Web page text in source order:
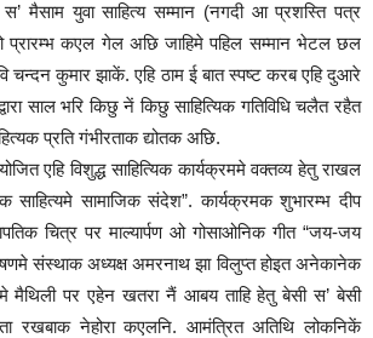
मैसाम युवा साहित्य सम्मान (नगदी आ प्रशस्ति पत्र
प्रारम्भ कएल गेल अछि जाहिमे पहिल सम्मान भेटल छल
चन्दन कुमार झाकें. एहि ठाम ई बात स्पष्ट करब एहि दुआरे
साल भरि किछु नें किछु साहित्यिक गतिविधि चलैत रहैत
प्रति गंभीरताक द्योतक अछि.
एहि विशुद्ध साहित्यिक कार्यक्रममे वक्तव्य हेतु राखल
साहित्यमे सामाजिक संदेश”. कार्यक्रमक शुभारम्भ दीप
चित्र पर माल्यार्पण ओ गोसाओनिक गीत “जय-जय
संस्थाक अध्यक्ष अमरनाथ झा विलुप्त होइत अनेकानेक
मैथिली पर एहेन खतरा नैं आबय ताहि हेतु बेसी स’ बेसी
रखबाक नेहोरा कएलनि. आमंत्रित अतिथि लोकनिकें